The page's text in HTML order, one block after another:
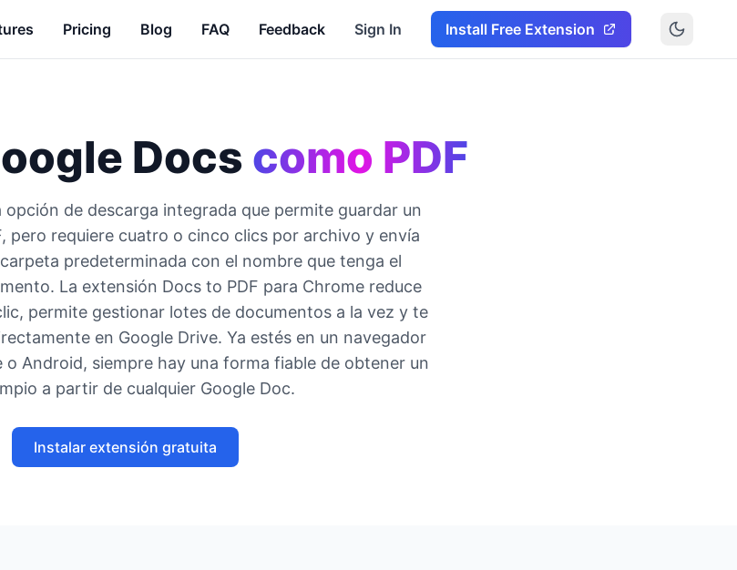
Pricing Blog FAQ Feedback Sign In Install Free Extension
Docs como PDF
opción de descarga integrada que permite guardar un
pero requiere cuatro o cinco clics por archivo y envía
predeterminada con el nombre que tenga el
La extensión Docs to PDF para Chrome reduce
permite gestionar lotes de documentos a la vez y te
en Google Drive. Ya estés en un navegador
o Android, siempre hay una forma fiable de obtener un
a partir de cualquier Google Doc.
Instalar extensión gratuita